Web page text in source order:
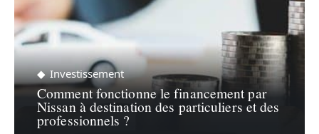
Investissement
Comment fonctionne le financement par
Nissan à destination des particuliers et des
professionnels ?